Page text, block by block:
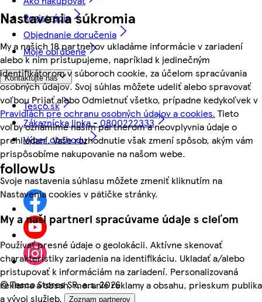
Nastavenia súkromia
My a našich 18 partnerov ukladáme informácie v zariadení
alebo k nim pristupujeme, napríklad k jedinečným
identifikátorom v súboroch cookie, za účelom spracúvania
osobných údajov. Svoj súhlas môžete udeliť alebo spravovať
voľbou Prijať alebo Odmietnuť všetko, prípadne kedykoľvek v
Pravidlách pre ochranu osobných údajov a cookies. Tieto
voľby oznámime našim partnerom a neovplyvnia údaje o
prehliadaní. Vaše rozhodnutie však zmení spôsob, akým vám
prispôsobíme nakupovanie na našom webe.
Svoje nastavenia súhlasu môžete zmeniť kliknutím na
Nastavenia cookies v pätičke stránky.
My a naši partneri spracúvame údaje s cieľom
Používať presné údaje o geolokácii. Aktívne skenovať
charakteristiky zariadenia na identifikáciu. Ukladať a/alebo
pristupovať k informáciám na zariadení. Personalizovaná
reklama a obsah, meranie reklamy a obsahu, prieskum publika
a vývoj služieb.
Zoznam partnerov
Registrácia
Objednanie doručenia
Moje obľúbené
Kontaktujte nás
Tesco.sk
Zákaznícka linka - 0800222333
Výber obchodu
followUs
©Tesco Stores SR, a.s. 2026